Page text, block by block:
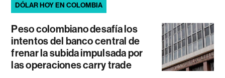
DÓLAR HOY EN COLOMBIA
Peso colombiano desafía los
intentos del banco central de
frenar la subida impulsada por
las operaciones carry trade